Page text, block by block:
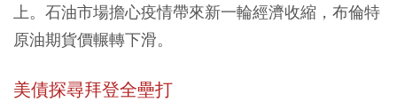
上。石油市場擔心疫情帶來新一輪經濟收縮，布倫特
原油期貨價輾轉下滑。
美債探尋拜登全壘打